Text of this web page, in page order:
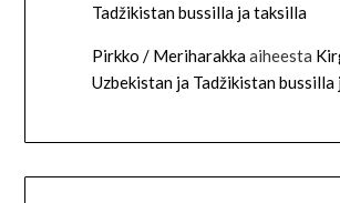
Tadžikistan bussilla ja taksilla
Pirkko / Meriharakkaaiheesta
Uzbekistan ja Tadžikistan